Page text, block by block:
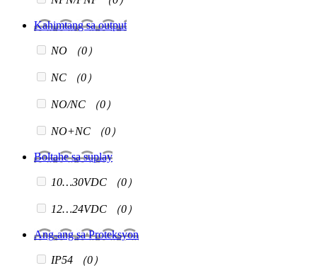
Kahimtang sa output
NO （0）
NC （0）
NO/NC （0）
NO+NC （0）
Boltahe sa suplay
10…30VDC （0）
12…24VDC （0）
Ang-ang sa Proteksyon
IP54 （0）